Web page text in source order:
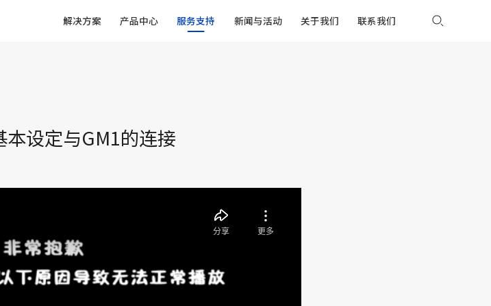
解决方案 产品中心 服务支持 新闻与活动 关于我们 联系我们
设定与GM1的连接